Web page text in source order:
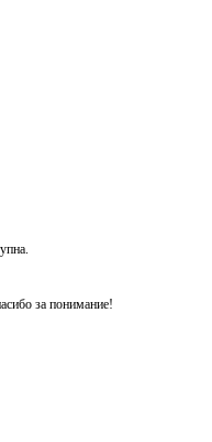
за понимание!